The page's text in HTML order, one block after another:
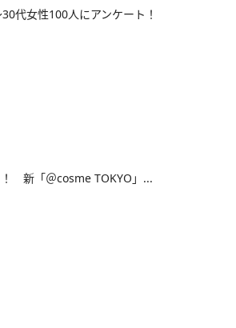
代女性100人にアンケート！
！ 新「＠cosme TOKYO」...